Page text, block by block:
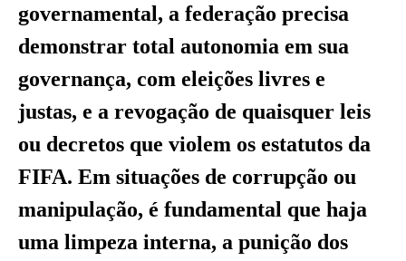
governamental, a federação precisa
demonstrar total autonomia em sua
governança, com eleições livres e
justas, e a revogação de quaisquer leis
ou decretos que violem os estatutos da
FIFA. Em situações de corrupção ou
manipulação, é fundamental que haja
uma limpeza interna, a punição dos